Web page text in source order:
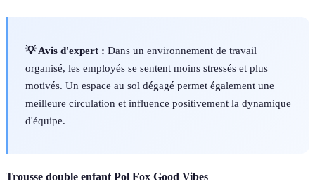
💡 Avis d'expert : Dans un environnement de travail
organisé, les employés se sentent moins stressés et plus
motivés. Un espace au sol dégagé permet également une
meilleure circulation et influence positivement la dynamique
d'équipe.
Trousse double enfant Pol Fox Good Vibes